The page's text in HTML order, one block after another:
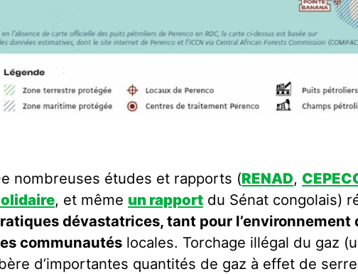
nombreuses études et rapports (RENAD,
, et même un rapport du Sénat congolais)
dévastatrices, tant pour l’environnement
communautés locales. Torchage illégal du gaz
d’importantes quantités de gaz à effet de